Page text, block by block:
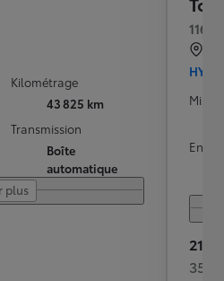
Kilométrage
43 825 km
Transmission
Boîte
automatique
plus
116h
Mise
21
350